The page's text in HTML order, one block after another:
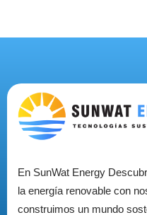
En SunWat Energy
la energía renovable con
construimos un mundo